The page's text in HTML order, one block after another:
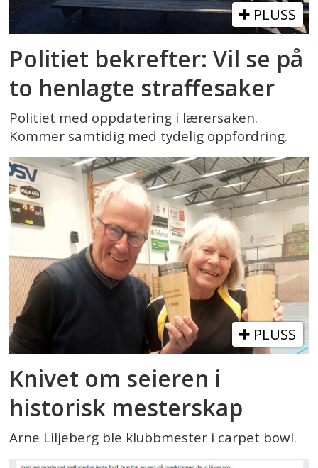
PLUSS
Politiet bekrefter: Vil se på
to henlagte straffesaker
Politiet med oppdatering i lærersaken.
Kommer samtidig med tydelig oppfordring.
PLUSS
Knivet om seieren i
historisk mesterskap
Arne Liljeberg ble klubbmester i carpet bowl.